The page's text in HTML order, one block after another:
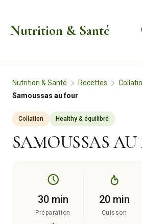
Nutrition & Santé
Nutrition & Santé Recettes
Samoussas au four
Collation Healthy & équilibré
SAMOUSSAS
30 min
Préparation
20 min
Cuisson